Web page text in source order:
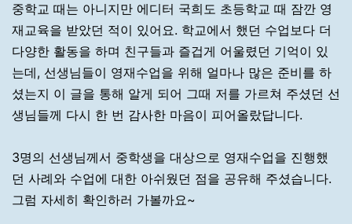
중학교 때는 아니지만 에디터 국희도 초등학교 때 잠깐 영
재교육을 받았던 적이 있어요. 학교에서 했던 수업보다 더
다양한 활동을 하며 친구들과 즐겁게 어울렸던 기억이 있
는데, 선생님들이 영재수업을 위해 얼마나 많은 준비를 하
셨는지 이 글을 통해 알게 되어 그때 저를 가르쳐 주셨던 선
생님들께 다시 한 번 감사한 마음이 피어올랐답니다.
3명의 선생님께서 중학생을 대상으로 영재수업을 진행했
던 사례와 수업에 대한 아쉬웠던 점을 공유해 주셨습니다.
그럼 자세히 확인하러 가볼까요~